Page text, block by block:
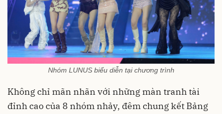
Nhóm LUNUS biểu diễn tại chương trình
Không chỉ mãn nhãn với những màn tranh tài
đỉnh cao của 8 nhóm nhảy, đêm chung kết Bảng